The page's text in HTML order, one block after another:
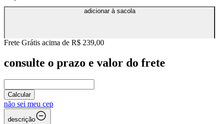
adicionar à sacola
Frete Grátis acima de R$ 239,00
consulte o prazo e valor do frete
Calcular
não sei meu cep
descrição